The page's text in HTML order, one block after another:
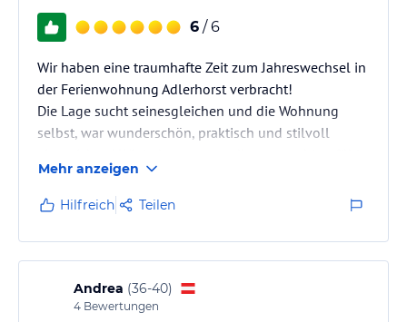
6 / 6
Wir haben eine traumhafte Zeit zum Jahreswechsel in
der Ferienwohnung Adlerhorst verbracht!
Die Lage sucht seinesgleichen und die Wohnung
selbst, war wunderschön, praktisch und stilvoll
und das lag vor allem auch an den überaus netten
und hilfsbereiten Wirtsleuten des Niederhofs! Einen
so netten Service haben wir in der Form noch nie
erlebt! Da bleibt mir nur zu sagen „ Chapeau“!
Mehr anzeigen
Hilfreich Teilen
Andrea (36-40)
4 Bewertungen